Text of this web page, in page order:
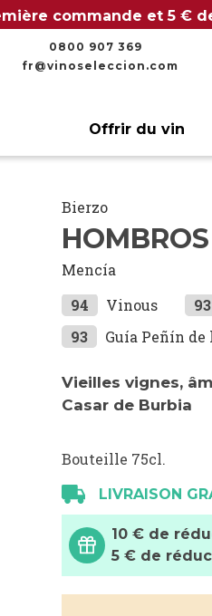
commande et 5 €
0800 907 369
fr@vinoseleccion.com
Offrir du vin
Bierzo
Mencía
94
Vinous 93
93
Guía Peñín de
Vieilles vignes,
Casar de Burbia
Bouteille 75cl.
LIVRAISON
10 € de
5 € de